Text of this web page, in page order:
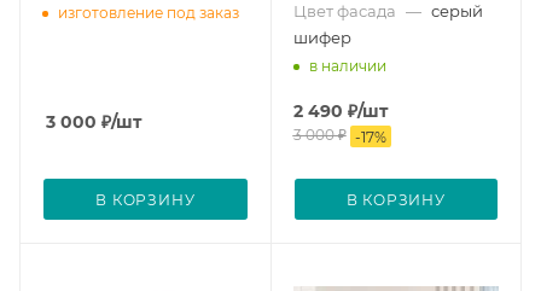
изготовление под заказ
3 000 ₽/шт
В КОРЗИНУ
Цвет фасада — серый
шифер
в наличии
2 490 ₽/шт
3 000₽ -17%
В КОРЗИНУ